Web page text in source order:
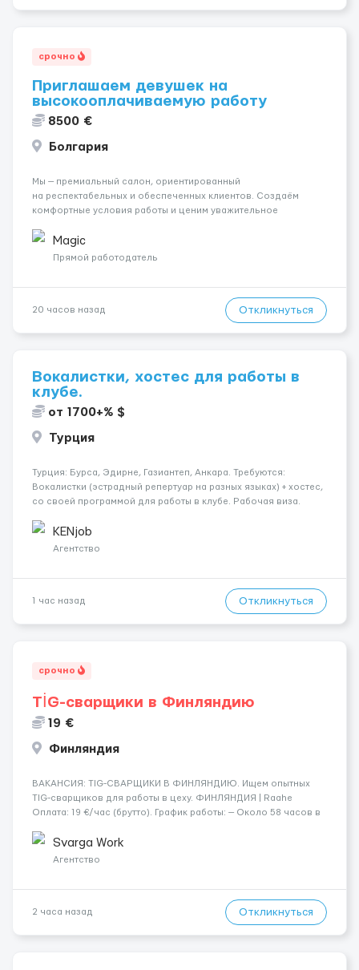
срочно
Приглашаем девушек на
высокооплачиваемую работу
8500 €
Болгария
Мы — премиальный салон, ориентированный
на респектабельных и обеспеченных клиентов. Создаём
комфортные условия работы и ценим уважительное
💎 Высокий доход — от 2000 € в неделю и выше 💎 Честная
сис...
Magic
Прямой работодатель
20 часов назад Откликнуться
Вокалистки, хостес для работы в
клубе.
от 1700+% $
Турция
Турция: Бурса, Эдирне, Газиантеп, Анкара. Требуются:
Вокалистки (эстрадный репертуар на разных языках) + хостеc,
со своей программой для работы в клубе. Рабочая виза.
одного до трех месяцев. Мед. страховка. Высокая зарплат...
KENjob
Агентство
1 час назад Откликнуться
срочно
TİG-сварщики в Финляндию
19 €
Финляндия
​​ВАКАНСИЯ: TIG-СВАРЩИКИ В ФИНЛЯНДИЮ. Ищем опытных
TIG-сварщиков для работы в цеху. ФИНЛЯНДИЯ | Raahe
Оплата: 19 €/час (брутто). График работы: — Около 58 часов в
переработки. Дата начала: — Как можно скорее....
Svarga Work
Агентство
2 часа назад Откликнуться